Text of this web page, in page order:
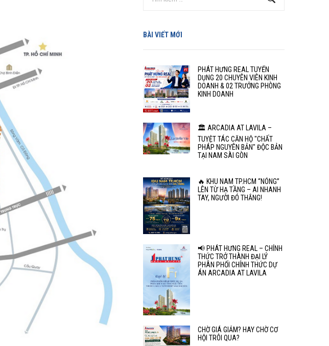
BÀI VIẾT MỚI
PHÁT HƯNG REAL TUYỂN
DỤNG 20 CHUYÊN VIÊN KINH
DOANH & 02 TRƯỞNG PHÒNG
KINH DOANH
🏛️ ARCADIA AT LAVILA –
TUYỆT TÁC CĂN HỘ "CHẤT
PHÁP NGUYÊN BẢN" ĐỘC BẢN
TẠI NAM SÀI GÒN
🔥 KHU NAM TP.HCM “NÓNG”
LÊN TỪ HẠ TẦNG – AI NHANH
TAY, NGƯỜI ĐÓ THẮNG!
📢 PHÁT HƯNG REAL – CHÍNH
THỨC TRỞ THÀNH ĐẠI LÝ
PHÂN PHỐI CHÍNH THỨC DỰ
ÁN ARCADIA AT LAVILA
CHỜ GIÁ GIẢM? HAY CHỜ CƠ
HỘI TRÔI QUA?